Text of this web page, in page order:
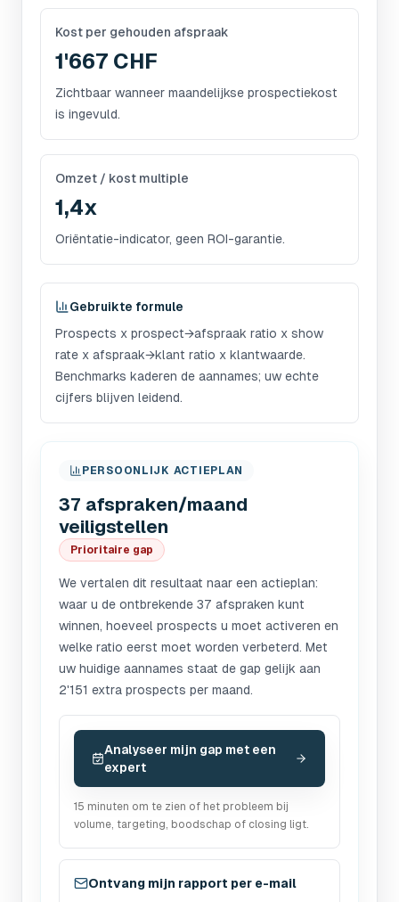
Kost per gehouden afspraak
1'667 CHF
Zichtbaar wanneer maandelijkse prospectiekost
is ingevuld.
Omzet / kost multiple
1,4x
Oriëntatie-indicator, geen ROI-garantie.
Gebruikte formule
Prospects x prospect→afspraak ratio x show
rate x afspraak→klant ratio x klantwaarde.
Benchmarks kaderen de aannames; uw echte
cijfers blijven leidend.
PERSOONLIJK ACTIEPLAN
37 afspraken/maand
veiligstellen
Prioritaire gap
We vertalen dit resultaat naar een actieplan:
waar u de ontbrekende 37 afspraken kunt
winnen, hoeveel prospects u moet activeren en
welke ratio eerst moet worden verbeterd. Met
uw huidige aannames staat de gap gelijk aan
2'151 extra prospects per maand.
Analyseer mijn gap met een
expert
15 minuten om te zien of het probleem bij
volume, targeting, boodschap of closing ligt.
Ontvang mijn rapport per e-mail